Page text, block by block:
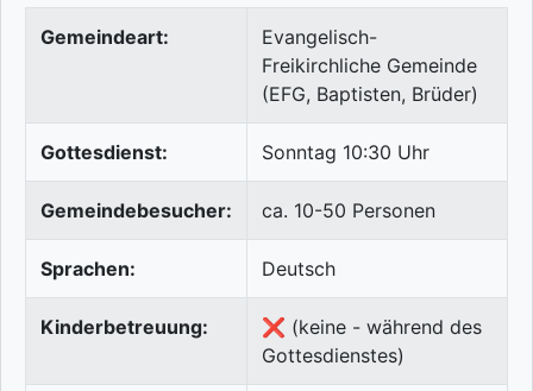
Gemeindeart:
Evangelisch-
Freikirchliche Gemeinde
(EFG, Baptisten, Brüder)
Gottesdienst: Sonntag 10:30 Uhr
Gemeindebesucher: ca. 10-50 Personen
Sprachen: Deutsch
Kinderbetreuung:
❌ (keine - während des
Gottesdienstes)